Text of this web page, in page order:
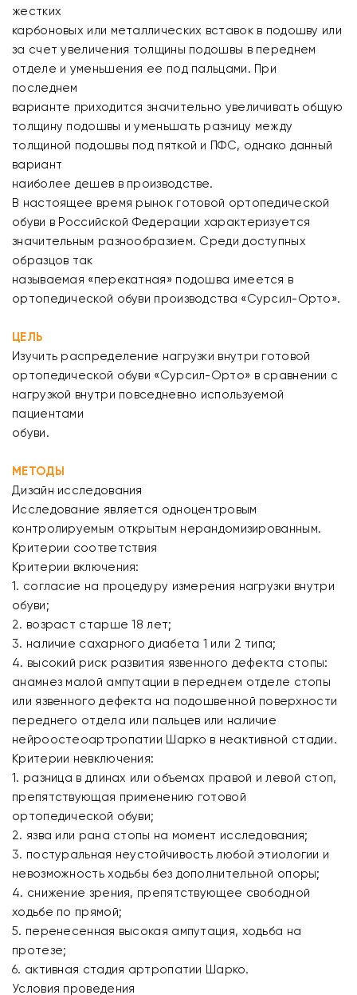
жестких
карбоновых или металлических вставок в подошву или
за счет увеличения толщины подошвы в переднем
отделе и уменьшения ее под пальцами. При
последнем
варианте приходится значительно увеличивать общую
толщину подошвы и уменьшать разницу между
толщиной подошвы под пяткой и ПФС, однако данный
вариант
наиболее дешев в производстве.
В настоящее время рынок готовой ортопедической
обуви в Российской Федерации характеризуется
значительным разнообразием. Среди доступных
образцов так
называемая «перекатная» подошва имеется в
ортопедической обуви производства «Сурсил-Орто».
ЦЕЛЬ
Изучить распределение нагрузки внутри готовой
ортопедической обуви «Сурсил-Орто» в сравнении с
нагрузкой внутри повседневно используемой
пациентами
обуви.
МЕТОДЫ
Дизайн исследования
Исследование является одноцентровым
контролируемым открытым нерандомизированным.
Критерии соответствия
Критерии включения:
1. согласие на процедуру измерения нагрузки внутри
обуви;
2. возраст старше 18 лет;
3. наличие сахарного диабета 1 или 2 типа;
4. высокий риск развития язвенного дефекта стопы:
анамнез малой ампутации в переднем отделе стопы
или язвенного дефекта на подошвенной поверхности
переднего отдела или пальцев или наличие
нейроостеоартропатии Шарко в неактивной стадии.
Критерии невключения:
1. разница в длинах или объемах правой и левой стоп,
препятствующая применению готовой
ортопедической обуви;
2. язва или рана стопы на момент исследования;
3. постуральная неустойчивость любой этиологии и
невозможность ходьбы без дополнительной опоры;
4. снижение зрения, препятствующее свободной
ходьбе по прямой;
5. перенесенная высокая ампутация, ходьба на
протезе;
6. активная стадия артропатии Шарко.
Условия проведения